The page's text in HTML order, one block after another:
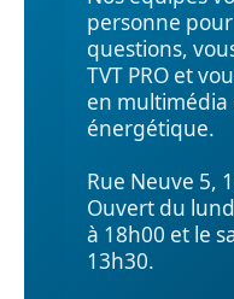
personne
questions,
TVT PRO et
en
énergétique.
Rue Neuve 5,
Ouvert du
à 18h00 et le
13h30.